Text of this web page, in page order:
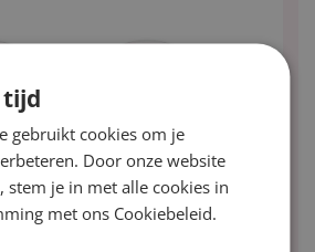
tijd
gebruikt cookies om je
Door onze website
stem je in met alle cookies in
met ons Cookiebeleid.